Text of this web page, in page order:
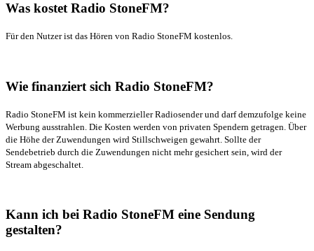
Was kostet Radio StoneFM?
Für den Nutzer ist das Hören von Radio StoneFM kostenlos.
Wie finanziert sich Radio StoneFM?
Radio StoneFM ist kein kommerzieller Radiosender und darf demzufolge keine
Werbung ausstrahlen. Die Kosten werden von privaten Spendern getragen. Über
die Höhe der Zuwendungen wird Stillschweigen gewahrt. Sollte der
Sendebetrieb durch die Zuwendungen nicht mehr gesichert sein, wird der
Stream abgeschaltet.
Kann ich bei Radio StoneFM eine Sendung
gestalten?